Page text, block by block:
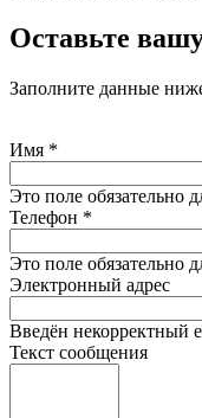
Оставьте
Заполните данные
Имя *
Это поле обязательно
Телефон *
Это поле обязательно
Электронный адрес
Введён некорректный
Текст сообщения